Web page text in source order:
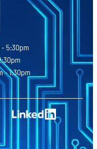
5:30pm
- 1:30pm